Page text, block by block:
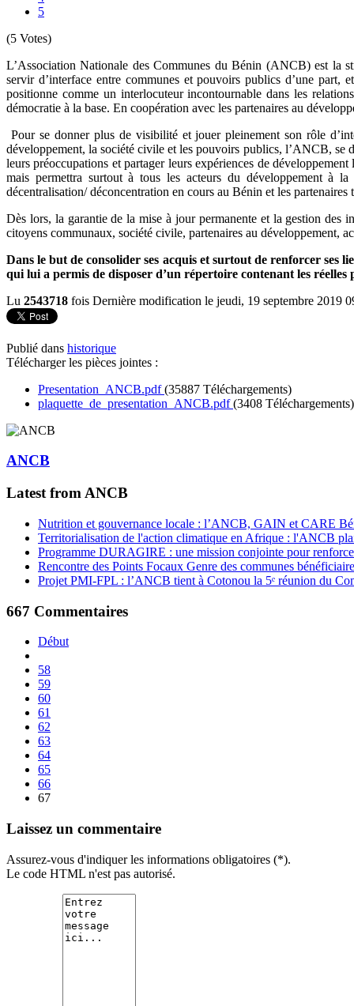
5
(5 Votes)
L’Association Nationale des Communes du Bénin (ANCB) est la
servir d’interface entre communes et pouvoirs publics d’une part,
positionne comme un interlocuteur incontournable dans les
démocratie à la base. En coopération avec les partenaires au
Pour se donner plus de visibilité et jouer pleinement son rôle
développement, la société civile et les pouvoirs publics, l’ANCB, se
leurs préoccupations et partager leurs expériences de
mais permettra surtout à tous les acteurs du développement à
décentralisation/ déconcentration en cours au Bénin et les
Dès lors, la garantie de la mise à jour permanente et la gestion des
citoyens communaux, société civile, partenaires au développement,
Dans le but de consolider ses acquis et surtout de renforcer ses
qui lui a permis de disposer d’un répertoire contenant les
Lu 2543718 fois Dernière modification le jeudi, 19 septembre 2019
Publié dans historique
Télécharger les pièces jointes :
Presentation_ANCB.pdf(35887 Téléchargements)
plaquette_de_presentation_ANCB.pdf(3408 Téléchargements)
ANCB
Latest from ANCB
Nutrition et gouvernance locale : l’ANCB, GAIN et CARE
Territorialisation de l'action climatique en Afrique : l'ANCB
Programme DURAGIRE : une mission conjointe pour
Rencontre des Points Focaux Genre des communes
Projet PMI-FPL : l’ANCB tient à Cotonou la 5ᵉ réunion du
667 Commentaires
Début
58
59
60
61
62
63
64
65
66
67
Laissez un commentaire
Assurez-vous d'indiquer les informations obligatoires (*).
Le code HTML n'est pas autorisé.